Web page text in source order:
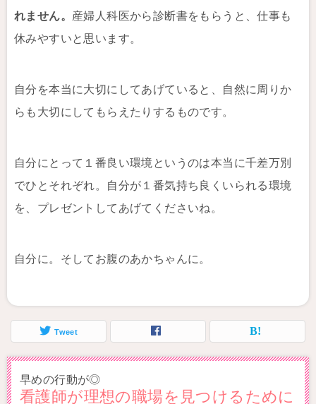
れません。 産婦人科医から診断書をもらうと、仕事も
休みやすいと思います。
自分を本当に大切にしてあげていると、自然に周りか
らも大切にしてもらえたりするものです。
自分にとって１番良い環境というのは本当に千差万別
でひとそれぞれ。自分が１番気持ち良くいられる環境
を、プレゼントしてあげてくださいね。
自分に。そしてお腹のあかちゃんに。
Tweet
早めの行動が◎
看護師が理想の職場を見つけるために